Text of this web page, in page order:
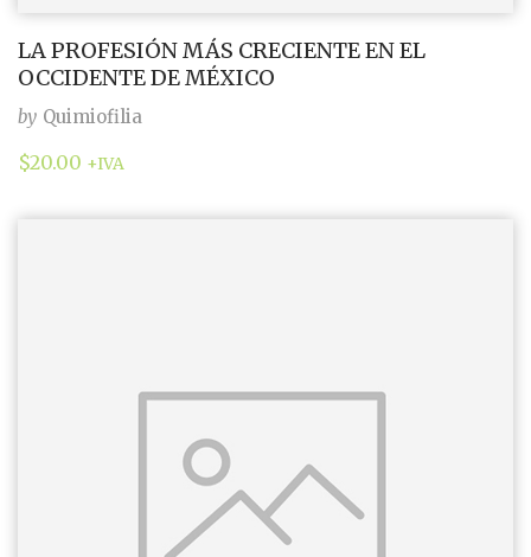
LA PROFESIÓN MÁS CRECIENTE EN EL
OCCIDENTE DE MÉXICO
by Quimiofilia
$20.00 +IVA